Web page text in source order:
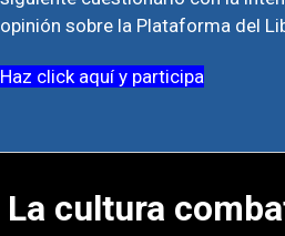
opinión sobre la Plataforma del
Haz click aquí y participa
La cultura